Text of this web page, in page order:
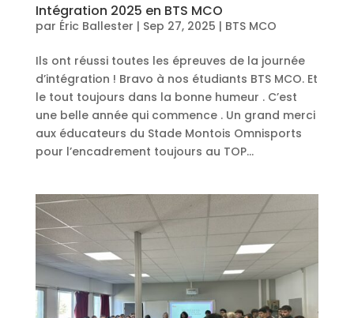
Intégration 2025 en BTS MCO
par Éric Ballester | Sep 27, 2025 | BTS MCO
Ils ont réussi toutes les épreuves de la journée
d’intégration ! Bravo à nos étudiants BTS MCO. Et
le tout toujours dans la bonne humeur . C’est
une belle année qui commence . Un grand merci
aux éducateurs du Stade Montois Omnisports
pour l’encadrement toujours au TOP...